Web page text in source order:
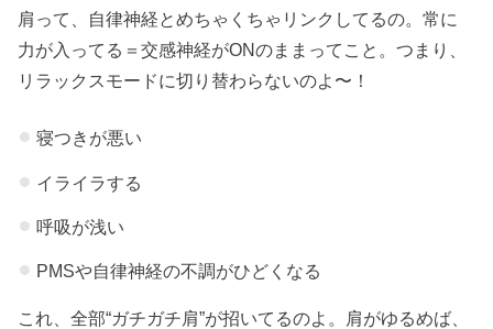
肩って、自律神経とめちゃくちゃリンクしてるの。常に
力が入ってる＝交感神経がONのままってこと。つまり、
リラックスモードに切り替わらないのよ〜！
寝つきが悪い
イライラする
呼吸が浅い
PMSや自律神経の不調がひどくなる
これ、全部“ガチガチ肩”が招いてるのよ。肩がゆるめば、